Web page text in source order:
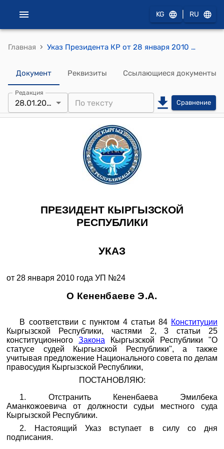
KG RU
Главная › Указ Президента КР от 28 января 2010 года УП №24 "О Кененбаеве Э.А."
Документ Реквизиты Ссылающиеся документы
Редакция
28.01.2010 Сравнение